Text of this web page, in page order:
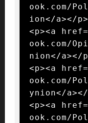
ook.com/
ion</a></p>
<p><a
ook.com/
nion</a></
<p><a
ook.com/
ynion</a></
<p><a
ook.com/